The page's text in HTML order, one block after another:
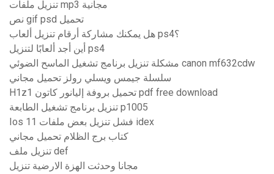
تنزيل ملفات mp3 مجانية
نص gif psd تحميل
هل يمكنك مشاركة أرقام تنزيل ألعاب ps4؟
أين أجد ألعابًا لتنزيل ps4
مشكلة تنزيل برنامج تشغيل الماسح الضوئي canon mf632cdw
سلسلة جيمس ويسلي رولز تحميل مجاني
H1z1 تحميل بروفة إليانور كاتون pdf free download
تنزيل برنامج تشغيل الطابعة p1005
Ios 11 فشل تنزيل بعض ملفات idex
كتاب برج الظلام تحميل مجاني
تنزيل ملف def
مجانا وحدثت الهزة الارضية تنزيل